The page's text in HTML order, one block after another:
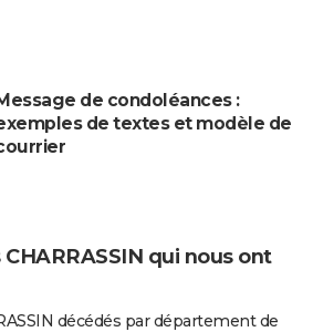
de condoléances :
de textes et modèle de
qui nous ont
décédés par département de